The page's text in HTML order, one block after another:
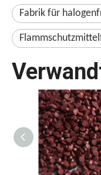
Fabrik für